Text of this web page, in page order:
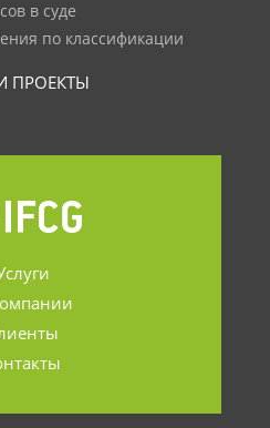
в суде
по классификации
ПРОЕКТЫ